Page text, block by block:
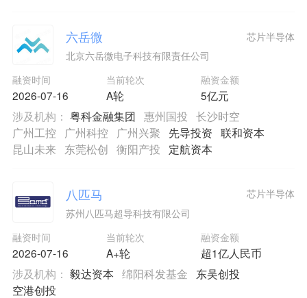
六岳微
北京六岳微电子科技有限责任公司
融资时间
2026-07-16
当前轮次
A轮
融资金额
5亿元
芯片半导体
涉及机构： 粤科金融集团 惠州国投 长沙时空
广州工控
广州科控 广州兴聚 先导投资 联和资本
昆山未来 东莞松创 衡阳产投 定航资本
八匹马
苏州八匹马超导科技有限公司
融资时间
2026-07-16
当前轮次
A+轮
融资金额
超1亿人民币
芯片半导体
涉及机构： 毅达资本 绵阳科发基金
东吴创投
空港创投